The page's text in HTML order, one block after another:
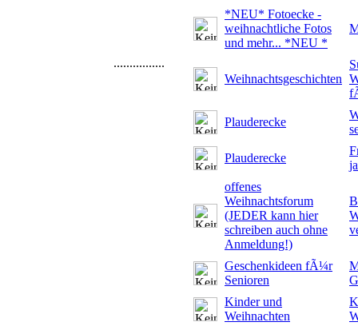
................
*NEU* Fotoecke -
weihnachtliche Fotos
und mehr... *NEU *
Weihnachtsgeschichten
Plauderecke
Plauderecke
offenes
Weihnachtsforum
(JEDER kann hier
schreiben auch ohne
Anmeldung!)
Geschenkideen fÃ¼r
Senioren
Kinder und
Weihnachten